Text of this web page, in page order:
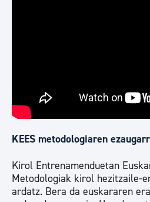
KEES metodologiaren
Kirol Entrenamenduetan
Metodologiak kirol hezitzaile-
ardatz. Bera da euskararen